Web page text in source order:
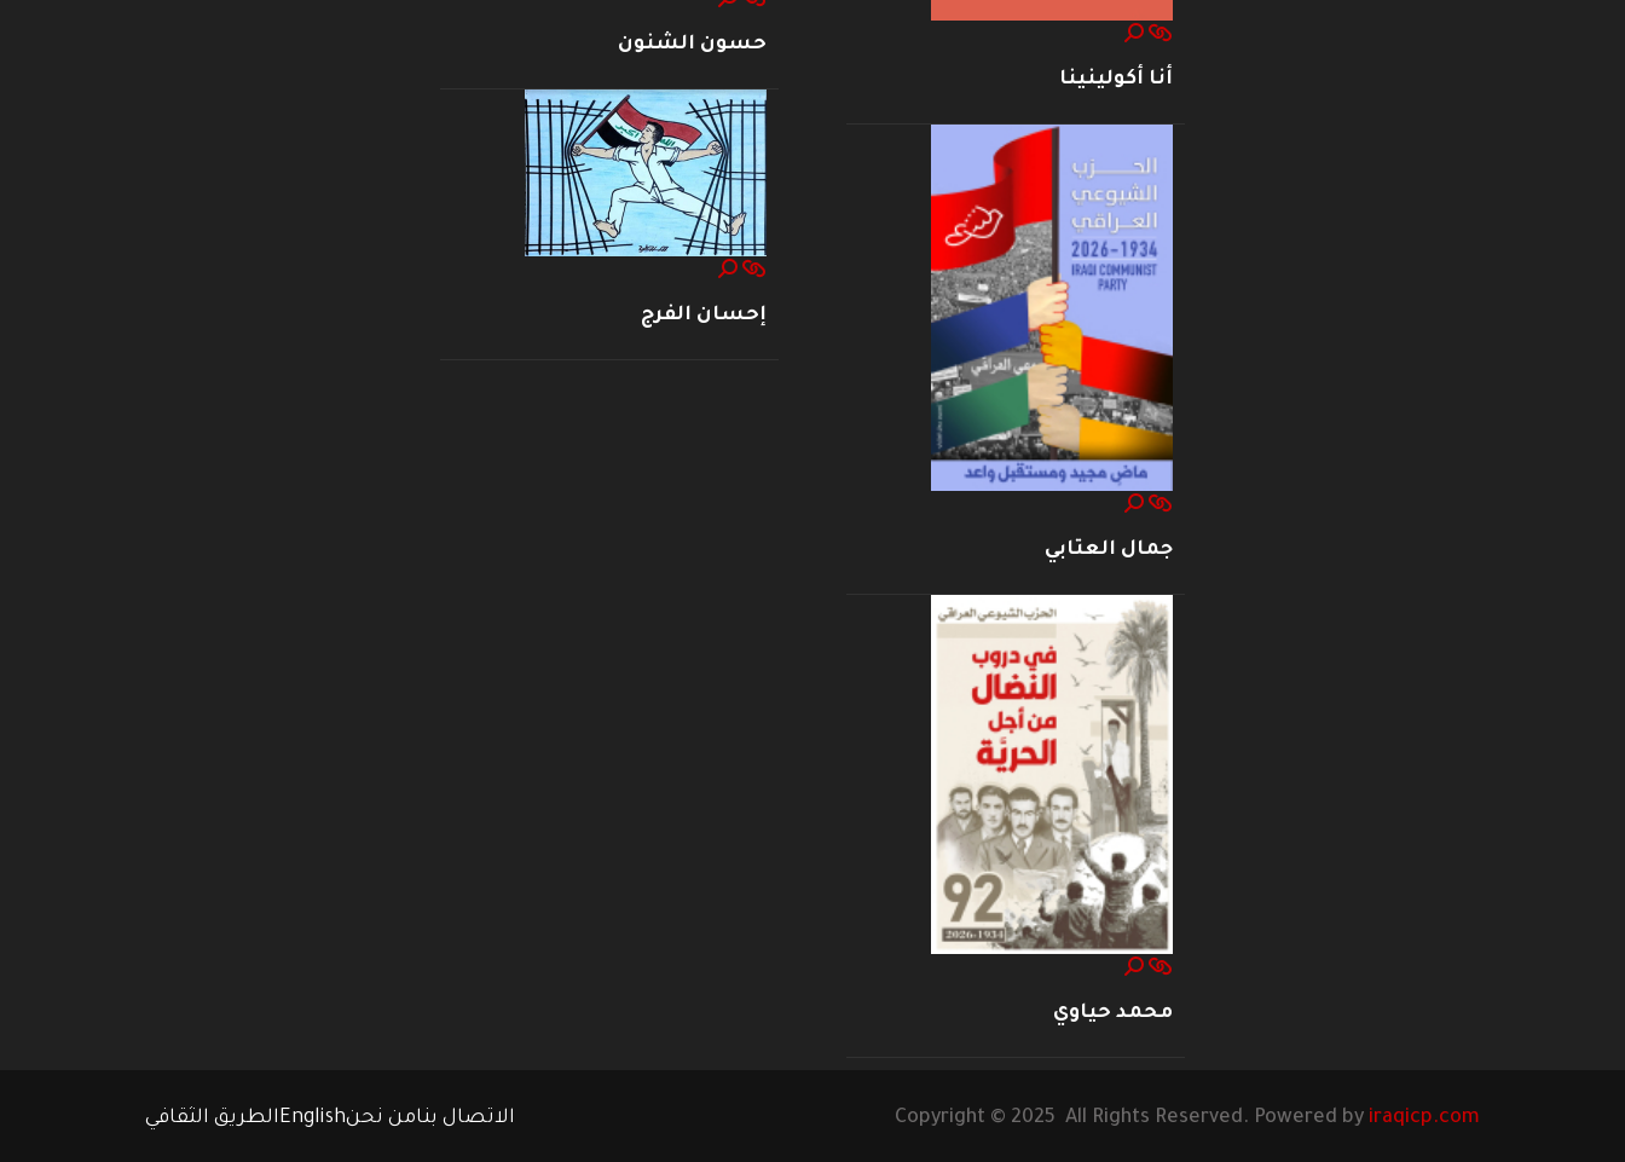
أنا أكولينينا
جمال العتابي
محمد حياوي
حسون الشنون
إحسان الفرج
Copyright © 2025 All Rights Reserved. Powered by iraqicp.com الاتصال بنامن نحنEnglishالطريق الثقافي